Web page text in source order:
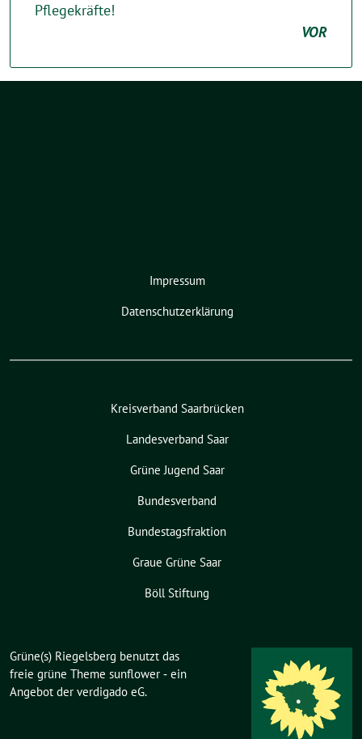
Pflegekräfte!
VOR
Impressum
Datenschutzerklärung
Kreisverband Saarbrücken
Landesverband Saar
Grüne Jugend Saar
Bundesverband
Bundestagsfraktion
Graue Grüne Saar
Böll Stiftung
Grüne(s) Riegelsberg benutzt das
freie grüne Theme sunflower ‐ ein
Angebot der verdigado eG.